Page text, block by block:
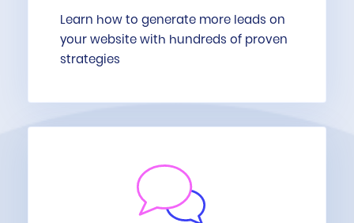
Learn how to generate more leads on
your website with hundreds of proven
strategies